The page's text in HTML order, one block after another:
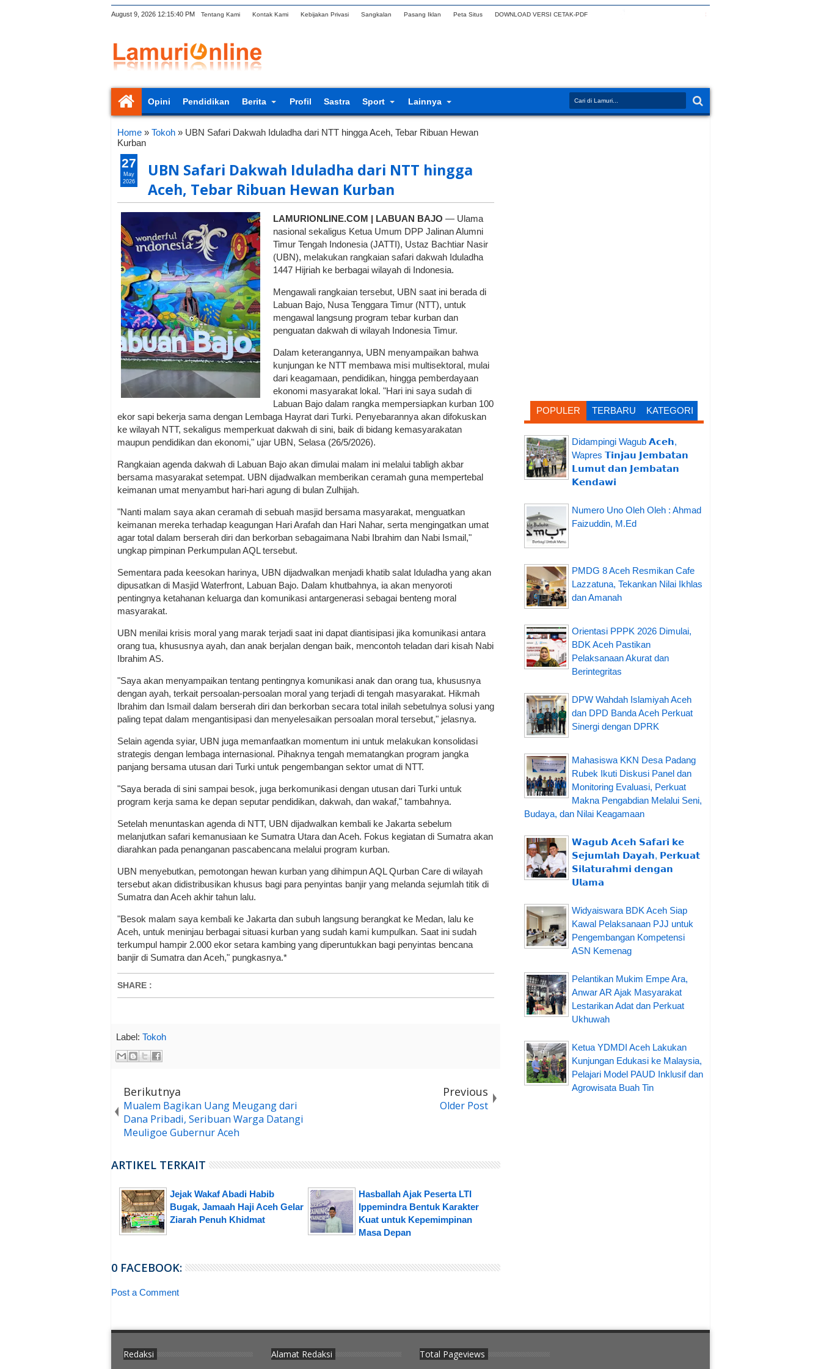
August 9, 2026 12:15:41 PM Tentang Kami Kontak Kami Kebijakan Privasi Sangkalan Pasang Iklan Peta Situs DOWNLOAD VERSI CETAK-PDF
Opini Pendidikan Berita Profil Sastra Sport Lainnya
Home » Tokoh » UBN Safari Dakwah Iduladha dari NTT hingga Aceh, Tebar Ribuan Hewan
Kurban
UBN Safari Dakwah Iduladha dari NTT hingga
Aceh, Tebar Ribuan Hewan Kurban
LAMURIONLINE.COM | LABUAN BAJO — Ulama
nasional sekaligus Ketua Umum DPP Jalinan Alumni
Timur Tengah Indonesia (JATTI), Ustaz Bachtiar Nasir
(UBN), melakukan rangkaian safari dakwah Iduladha
1447 Hijriah ke berbagai wilayah di Indonesia.
Mengawali rangkaian tersebut, UBN saat ini berada di
Labuan Bajo, Nusa Tenggara Timur (NTT), untuk
mengawal langsung program tebar kurban dan
penguatan dakwah di wilayah Indonesia Timur.
Dalam keterangannya, UBN menyampaikan bahwa
kunjungan ke NTT membawa misi multisektoral, mulai
dari keagamaan, pendidikan, hingga pemberdayaan
ekonomi masyarakat lokal. "Hari ini saya sudah di
Labuan Bajo dalam rangka mempersiapkan kurban 100
ekor sapi bekerja sama dengan Lembaga Hayrat dari Turki. Penyebarannya akan difokuskan
ke wilayah NTT, sekaligus memperkuat dakwah di sini, baik di bidang kemasyarakatan
maupun pendidikan dan ekonomi," ujar UBN, Selasa (26/5/2026).
Rangkaian agenda dakwah di Labuan Bajo akan dimulai malam ini melalui tabligh akbar
bersama masyarakat setempat. UBN dijadwalkan memberikan ceramah guna mempertebal
keimanan umat menyambut hari-hari agung di bulan Zulhijah.
"Nanti malam saya akan ceramah di sebuah masjid bersama masyarakat, menguatkan
keimanan mereka terhadap keagungan Hari Arafah dan Hari Nahar, serta mengingatkan umat
agar total dalam berserah diri dan berkorban sebagaimana Nabi Ibrahim dan Nabi Ismail,"
ungkap pimpinan Perkumpulan AQL tersebut.
Sementara pada keesokan harinya, UBN dijadwalkan menjadi khatib salat Iduladha yang akan
dipusatkan di Masjid Waterfront, Labuan Bajo. Dalam khutbahnya, ia akan menyoroti
pentingnya ketahanan keluarga dan komunikasi antargenerasi sebagai benteng moral
masyarakat.
UBN menilai krisis moral yang marak terjadi saat ini dapat diantisipasi jika komunikasi antara
orang tua, khususnya ayah, dan anak berjalan dengan baik, mencontoh teladan dari kisah Nabi
Ibrahim AS.
"Saya akan menyampaikan tentang pentingnya komunikasi anak dan orang tua, khususnya
dengan ayah, terkait persoalan-persoalan moral yang terjadi di tengah masyarakat. Hikmah
Ibrahim dan Ismail dalam berserah diri dan berkorban secara total inilah sebetulnya solusi yang
paling tepat dalam mengantisipasi dan menyelesaikan persoalan moral tersebut," jelasnya.
Selain agenda syiar, UBN juga memanfaatkan momentum ini untuk melakukan konsolidasi
strategis dengan lembaga internasional. Pihaknya tengah mematangkan program jangka
panjang bersama utusan dari Turki untuk pengembangan sektor umat di NTT.
"Saya berada di sini sampai besok, juga berkomunikasi dengan utusan dari Turki untuk
program kerja sama ke depan seputar pendidikan, dakwah, dan wakaf," tambahnya.
Setelah menuntaskan agenda di NTT, UBN dijadwalkan kembali ke Jakarta sebelum
melanjutkan safari kemanusiaan ke Sumatra Utara dan Aceh. Fokus kegiatan di Sumatra akan
diarahkan pada penanganan pascabencana melalui program kurban.
UBN menyebutkan, pemotongan hewan kurban yang dihimpun AQL Qurban Care di wilayah
tersebut akan didistribusikan khusus bagi para penyintas banjir yang melanda sejumlah titik di
Sumatra dan Aceh akhir tahun lalu.
"Besok malam saya kembali ke Jakarta dan subuh langsung berangkat ke Medan, lalu ke
Aceh, untuk meninjau berbagai situasi kurban yang sudah kami kumpulkan. Saat ini sudah
terkumpul hampir 2.000 ekor setara kambing yang diperuntukkan bagi penyintas bencana
banjir di Sumatra dan Aceh," pungkasnya.*
SHARE :
27
May
2026
Label: Tokoh
Berikutnya
Mualem Bagikan Uang Meugang dari
Dana Pribadi, Seribuan Warga Datangi
Meuligoe Gubernur Aceh
Previous
Older Post
ARTIKEL TERKAIT
Jejak Wakaf Abadi Habib
Bugak, Jamaah Haji Aceh Gelar
Ziarah Penuh Khidmat
Hasballah Ajak Peserta LTI
Ippemindra Bentuk Karakter
Kuat untuk Kepemimpinan
Masa Depan
0 FACEBOOK:
Post a Comment
POPULER TERBARU KATEGORI
Didampingi Wagub 𝗔𝗰𝗲𝗵,
Wapres 𝗧𝗶𝗻𝗷𝗮𝘂 𝗝𝗲𝗺𝗯𝗮𝘁𝗮𝗻
𝗟𝘂𝗺𝘂𝘁 𝗱𝗮𝗻 𝗝𝗲𝗺𝗯𝗮𝘁𝗮𝗻
𝗞𝗲𝗻𝗱𝗮𝘄𝗶
Numero Uno Oleh Oleh : Ahmad
Faizuddin, M.Ed
PMDG 8 Aceh Resmikan Cafe
Lazzatuna, Tekankan Nilai Ikhlas
dan Amanah
Orientasi PPPK 2026 Dimulai,
BDK Aceh Pastikan
Pelaksanaan Akurat dan
Berintegritas
DPW Wahdah Islamiyah Aceh
dan DPD Banda Aceh Perkuat
Sinergi dengan DPRK
Mahasiswa KKN Desa Padang
Rubek Ikuti Diskusi Panel dan
Monitoring Evaluasi, Perkuat
Makna Pengabdian Melalui Seni,
Budaya, dan Nilai Keagamaan
𝗪𝗮𝗴𝘂𝗯 𝗔𝗰𝗲𝗵 𝗦𝗮𝗳𝗮𝗿𝗶 𝗸𝗲
𝗦𝗲𝗷𝘂𝗺𝗹𝗮𝗵 𝗗𝗮𝘆𝗮𝗵, 𝗣𝗲𝗿𝗸𝘂𝗮𝘁
𝗦𝗶𝗹𝗮𝘁𝘂𝗿𝗮𝗵𝗺𝗶 𝗱𝗲𝗻𝗴𝗮𝗻
𝗨𝗹𝗮𝗺𝗮
Widyaiswara BDK Aceh Siap
Kawal Pelaksanaan PJJ untuk
Pengembangan Kompetensi
ASN Kemenag
Pelantikan Mukim Empe Ara,
Anwar AR Ajak Masyarakat
Lestarikan Adat dan Perkuat
Ukhuwah
Ketua YDMDI Aceh Lakukan
Kunjungan Edukasi ke Malaysia,
Pelajari Model PAUD Inklusif dan
Agrowisata Buah Tin
Redaksi Alamat Redaksi Total Pageviews